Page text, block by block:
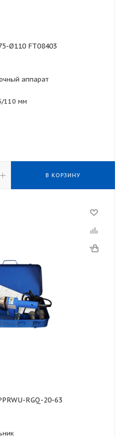
Ø110 FT08403
аппарат
110 мм
В КОРЗИНУ
RGQ-20-63